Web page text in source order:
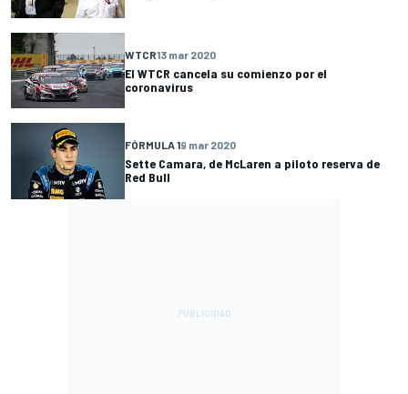
WTCR13 mar 2020
El WTCR cancela su comienzo por el
coronavirus
FÓRMULA 19 mar 2020
Sette Camara, de McLaren a piloto reserva de
Red Bull